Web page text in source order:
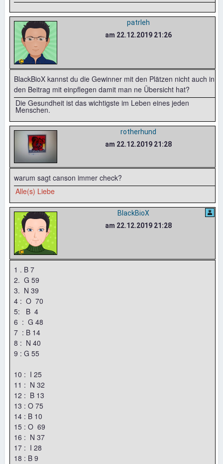
patrleh
am 22.12.2019 21:26
BlackBioX kannst du die Gewinner mit den Plätzen nicht auch in
den Beitrag mit einpflegen damit man ne Übersicht hat?
Die Gesundheit ist das wichtigste im Leben eines jeden
Menschen.
rotherhund
am 22.12.2019 21:28
warum sagt canson immer check?
Alle(s) Liebe
BlackBioX
am 22.12.2019 21:28
1 . B 7
2. G 59
3. N 39
4 : O 70
5: B 4
6 : G 48
7 : B 14
8 : N 40
9 : G 55
10 : I 25
11 : N 32
12 : B 13
13 : O 75
14 : B 10
15 : O 69
16 : N 37
17 : I 28
18 : B 9